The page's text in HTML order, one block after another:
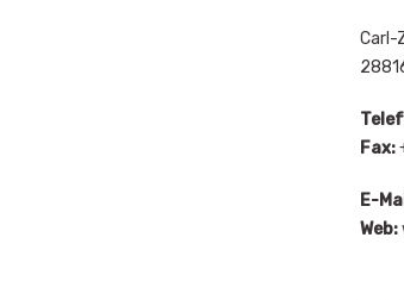
Carl-
Fax:
E-
Web: